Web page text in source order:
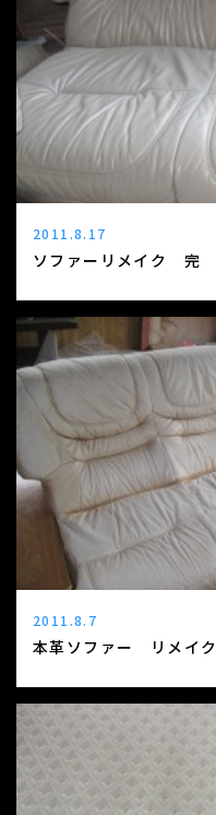
2011.8.17
ソファーリメイク 完
2011.8.7
本革ソファー リメイク